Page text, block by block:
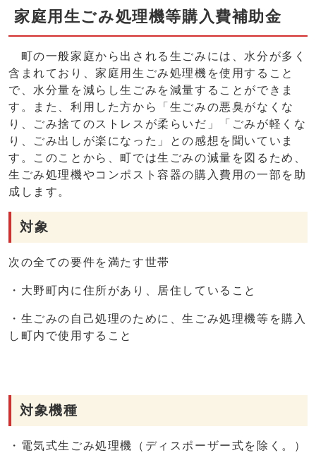
家庭用生ごみ処理機等購入費補助金
町の一般家庭から出される生ごみには、水分が多く
含まれており、家庭用生ごみ処理機を使用すること
で、水分量を減らし生ごみを減量することができま
す。また、利用した方から「生ごみの悪臭がなくな
り、ごみ捨てのストレスが柔らいだ」「ごみが軽くな
り、ごみ出しが楽になった」との感想を聞いていま
す。このことから、町では生ごみの減量を図るため、
生ごみ処理機やコンポスト容器の購入費用の一部を助
成します。
対象
次の全ての要件を満たす世帯
・大野町内に住所があり、居住していること
・生ごみの自己処理のために、生ごみ処理機等を購入
し町内で使用すること
対象機種
・電気式生ごみ処理機（ディスポーザー式を除く。）